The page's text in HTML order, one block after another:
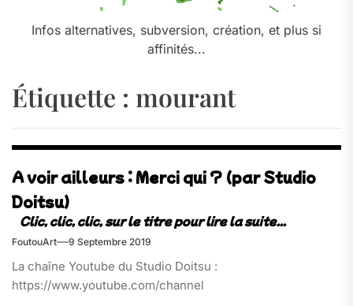
Infos alternatives, subversion, création, et plus si
affinités...
Étiquette : mourant
A voir ailleurs : Merci qui ? (par Studio
Doitsu)
FoutouArt 9 Septembre 2019
La chaîne Youtube du Studio Doitsu :
https://www.youtube.com/channel